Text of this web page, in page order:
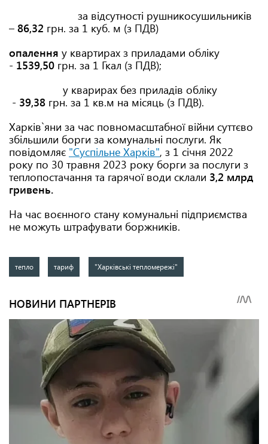
за відсутності рушникосушильників
– 86,32 грн. за 1 куб. м (з ПДВ)
опалення у квартирах з приладами обліку
- 1539,50 грн. за 1 Гкал (з ПДВ);
у кварирах без приладів обліку
- 39,38 грн. за 1 кв.м на місяць (з ПДВ).
Харків`яни за час повномасштабної війни суттєво
збільшили борги за комунальні послуги. Як
повідомляє "Суспільне Харків", з 1 січня 2022
року по 30 травня 2023 року борги за послуги з
теплопостачання та гарячої води склали 3,2 млрд
гривень.
На час воєнного стану комунальні підприємства
не можуть штрафувати боржників.
тепло тариф "Харківські тепломережі"